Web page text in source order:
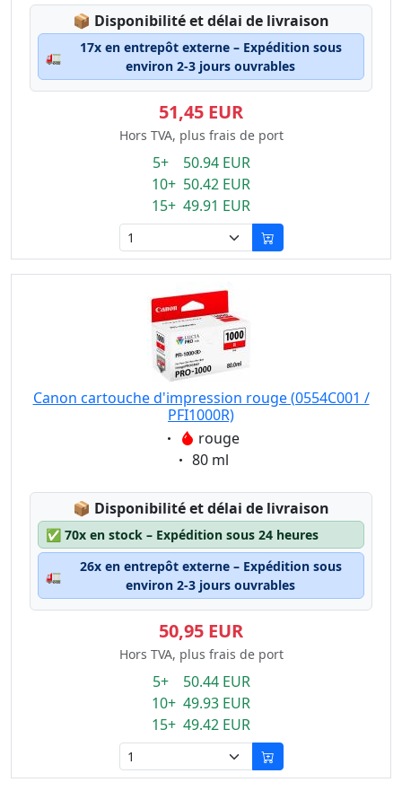
📦 Lagerstatus:
Disponibilité et délai de livraison
🚛
17x en entrepôt externe – Expédition sous
environ 2-3 jours ouvrables
51,45 EUR
Hors TVA, plus frais de port
5+ 50.94 EUR
10+ 50.42 EUR
15+ 49.91 EUR
Canon cartouche d'impression rouge (0554C001 /
PFI1000R)
Eigenschaft:
rouge
Eigenschaft:
80 ml
📦 Lagerstatus:
Disponibilité et délai de livraison
✅ 70x en stock – Expédition sous 24 heures
🚛
26x en entrepôt externe – Expédition sous
environ 2-3 jours ouvrables
50,95 EUR
Hors TVA, plus frais de port
5+ 50.44 EUR
10+ 49.93 EUR
15+ 49.42 EUR